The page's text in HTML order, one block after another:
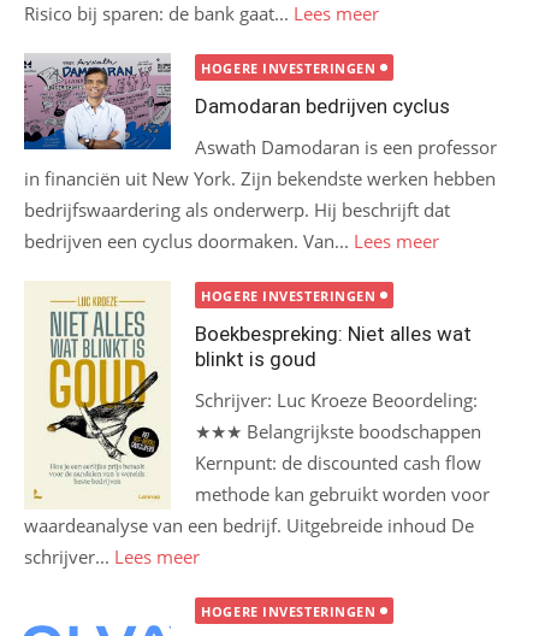
Risico bij sparen: de bank gaat... Lees meer
HOGERE INVESTERINGEN
Damodaran bedrijven cyclus
Aswath Damodaran is een professor
in financiën uit New York. Zijn bekendste werken hebben
bedrijfswaardering als onderwerp. Hij beschrijft dat
bedrijven een cyclus doormaken. Van... Lees meer
HOGERE INVESTERINGEN
Boekbespreking: Niet alles wat
blinkt is goud
Schrijver: Luc Kroeze Beoordeling:
★★★ Belangrijkste boodschappen
Kernpunt: de discounted cash flow
methode kan gebruikt worden voor
waardeanalyse van een bedrijf. Uitgebreide inhoud De
schrijver... Lees meer
HOGERE INVESTERINGEN